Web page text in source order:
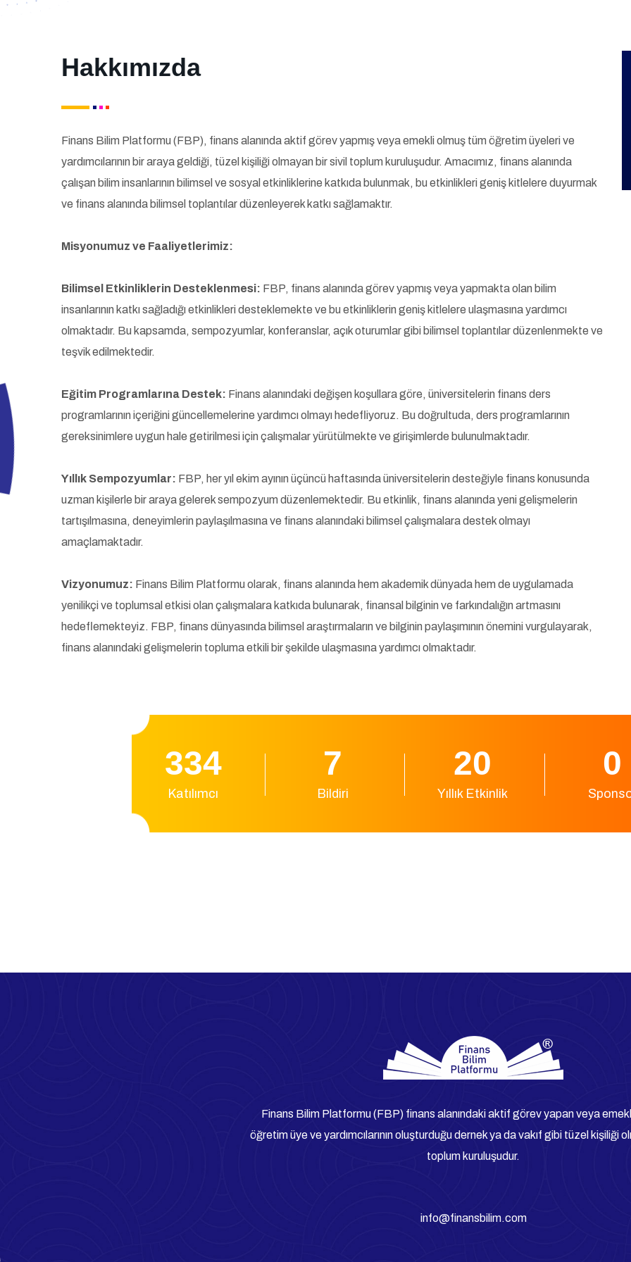
Hakkımızda
Finans Bilim Platformu (FBP), finans alanında aktif görev yapmış veya emekli olmuş tüm öğretim üyeleri ve
yardımcılarının bir araya geldiği, tüzel kişiliği olmayan bir sivil toplum kuruluşudur. Amacımız, finans alanında
çalışan bilim insanlarının bilimsel ve sosyal etkinliklerine katkıda bulunmak, bu etkinlikleri geniş kitlelere duyurmak
ve finans alanında bilimsel toplantılar düzenleyerek katkı sağlamaktır.
Misyonumuz ve Faaliyetlerimiz:
Bilimsel Etkinliklerin Desteklenmesi: FBP, finans alanında görev yapmış veya yapmakta olan bilim
insanlarının katkı sağladığı etkinlikleri desteklemekte ve bu etkinliklerin geniş kitlelere ulaşmasına yardımcı
olmaktadır. Bu kapsamda, sempozyumlar, konferanslar, açık oturumlar gibi bilimsel toplantılar düzenlenmekte ve
teşvik edilmektedir.
Eğitim Programlarına Destek: Finans alanındaki değişen koşullara göre, üniversitelerin finans ders
programlarının içeriğini güncellemelerine yardımcı olmayı hedefliyoruz. Bu doğrultuda, ders programlarının
gereksinimlere uygun hale getirilmesi için çalışmalar yürütülmekte ve girişimlerde bulunulmaktadır.
Yıllık Sempozyumlar: FBP, her yıl ekim ayının üçüncü haftasında üniversitelerin desteğiyle finans konusunda
uzman kişilerle bir araya gelerek sempozyum düzenlemektedir. Bu etkinlik, finans alanında yeni gelişmelerin
tartışılmasına, deneyimlerin paylaşılmasına ve finans alanındaki bilimsel çalışmalara destek olmayı
amaçlamaktadır.
Vizyonumuz: Finans Bilim Platformu olarak, finans alanında hem akademik dünyada hem de uygulamada
yenilikçi ve toplumsal etkisi olan çalışmalara katkıda bulunarak, finansal bilginin ve farkındalığın artmasını
hedeflemekteyiz. FBP, finans dünyasında bilimsel araştırmaların ve bilginin paylaşımının önemini vurgulayarak,
finans alanındaki gelişmelerin topluma etkili bir şekilde ulaşmasına yardımcı olmaktadır.
444
Katılımcı
9
Bildiri
27
Yıllık Etkinlik
0
Birey Eğitim
Finans Bilim Platformu (FBP) finans alanındaki aktif görev yapan veya
öğretim üye ve yardımcılarının oluşturduğu dernek ya da vakıf gibi tüzel kişiliği
toplum kuruluşudur.
info@finansbilim.com